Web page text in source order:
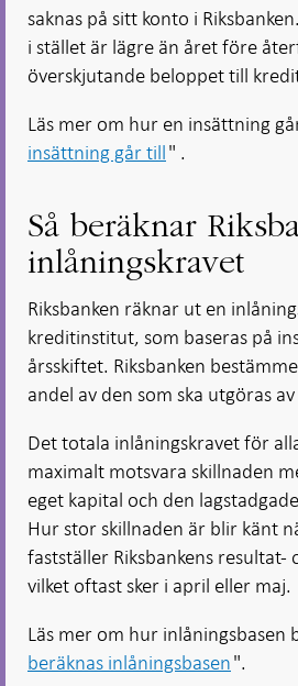
saknas på sitt konto i
i stället är lägre än året före
överskjutande beloppet till
Läs mer om hur en insättning
insättning går till" .
Så beräknar
inlåningskravet
Riksbanken räknar ut en
kreditinstitut, som baseras på
årsskiftet. Riksbanken
andel av den som ska utgöras
Det totala inlåningskravet för
maximalt motsvara skillnaden
eget kapital och den
Hur stor skillnaden är blir känt
fastställer Riksbankens resultat-
vilket oftast sker i april eller maj.
Läs mer om hur inlåningsbasen
beräknas inlåningsbasen".